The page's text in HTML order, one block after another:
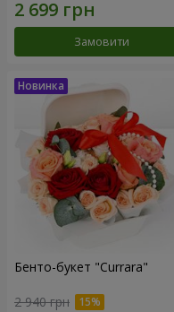
Замовити
Бенто-букет "Currara"
2 940 грн